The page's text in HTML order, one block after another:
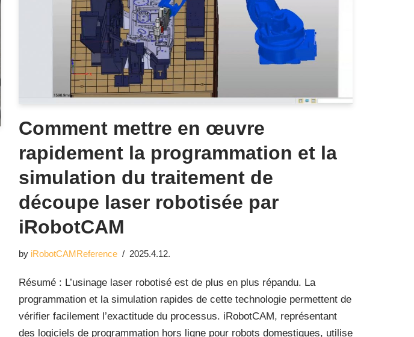
Comment mettre en œuvre
rapidement la programmation et la
simulation du traitement de
découpe laser robotisée par
iRobotCAM
by iRobotCAMReference 2025.4.12.
Résumé : L’usinage laser robotisé est de plus en plus répandu. La
programmation et la simulation rapides de cette technologie permettent de
vérifier facilement l’exactitude du processus. iRobotCAM, représentant
des logiciels de programmation hors ligne pour robots domestiques, utilise